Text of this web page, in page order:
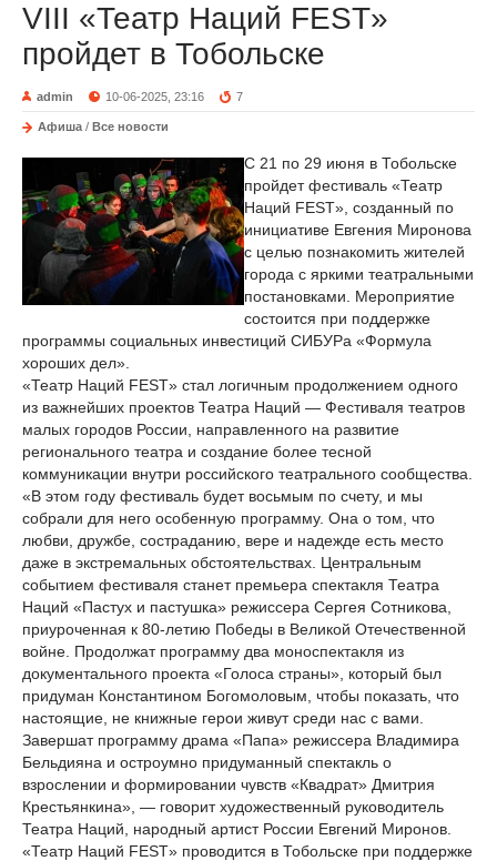
VIII «Театр Наций FEST»
пройдет в Тобольске
admin 10-06-2025, 23:16 7
Афиша / Все новости
С 21 по 29 июня в Тобольске
пройдет фестиваль «Театр
Наций FEST», созданный по
инициативе Евгения Миронова
с целью познакомить жителей
города с яркими театральными
постановками. Мероприятие
состоится при поддержке
программы социальных инвестиций СИБУРа «Формула
хороших дел».
«Театр Наций FEST» стал логичным продолжением одного
из важнейших проектов Театра Наций — Фестиваля театров
малых городов России, направленного на развитие
регионального театра и создание более тесной
коммуникации внутри российского театрального сообщества.
«В этом году фестиваль будет восьмым по счету, и мы
собрали для него особенную программу. Она о том, что
любви, дружбе, состраданию, вере и надежде есть место
даже в экстремальных обстоятельствах. Центральным
событием фестиваля станет премьера спектакля Театра
Наций «Пастух и пастушка» режиссера Сергея Сотникова,
приуроченная к 80-летию Победы в Великой Отечественной
войне. Продолжат программу два моноспектакля из
документального проекта «Голоса страны», который был
придуман Константином Богомоловым, чтобы показать, что
настоящие, не книжные герои живут среди нас с вами.
Завершат программу драма «Папа» режиссера Владимира
Бельдияна и остроумно придуманный спектакль о
взрослении и формировании чувств «Квадрат» Дмитрия
Крестьянкина», — говорит художественный руководитель
Театра Наций, народный артист России Евгений Миронов.
«Театр Наций FEST» проводится в Тобольске при поддержке